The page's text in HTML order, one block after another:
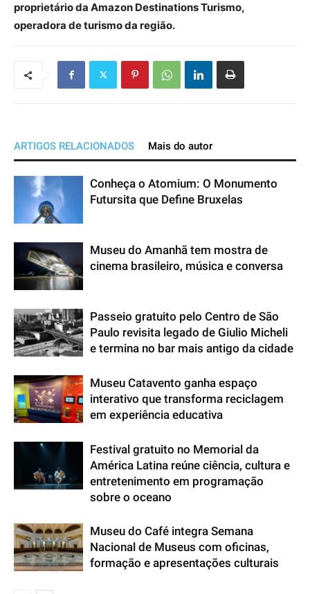
proprietário da Amazon Destinations Turismo,
operadora de turismo da região.
ARTIGOS RELACIONADOS Mais do autor
Conheça o Atomium: O Monumento
Futursita que Define Bruxelas
Museu do Amanhã tem mostra de
cinema brasileiro, música e conversa
Passeio gratuito pelo Centro de São
Paulo revisita legado de Giulio Micheli
e termina no bar mais antigo da cidade
Museu Catavento ganha espaço
interativo que transforma reciclagem
em experiência educativa
Festival gratuito no Memorial da
América Latina reúne ciência, cultura e
entretenimento em programação
sobre o oceano
Museu do Café integra Semana
Nacional de Museus com oficinas,
formação e apresentações culturais